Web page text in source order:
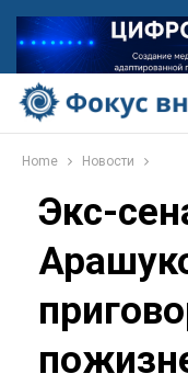
Home Новости
Экс-